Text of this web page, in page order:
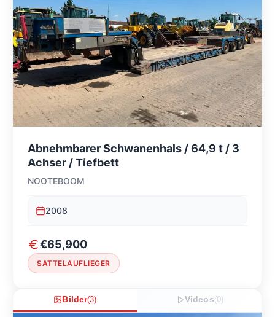
Abnehmbarer Schwanenhals / 64,9 t / 3
Achser / Tiefbett
NOOTEBOOM
2008
€65,900
SATTELAUFLIEGER
Bilder(3) Videos(0)